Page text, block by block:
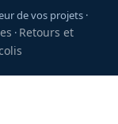
de vos projets ·
· Retours et